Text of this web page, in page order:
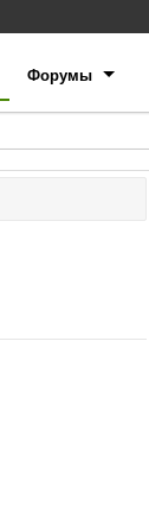
Форумы